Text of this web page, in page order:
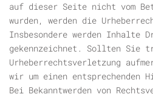
auf dieser Seite nicht vom
wurden, werden die
Insbesondere werden Inhalte
gekennzeichnet. Sollten Sie
Urheberrechtsverletzung
wir um einen entsprechenden
Bei Bekanntwerden von